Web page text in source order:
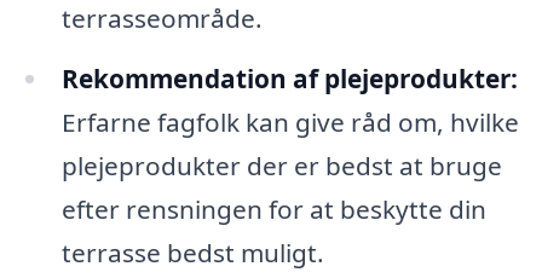
terrasseområde.
Rekommendation af plejeprodukter:
Erfarne fagfolk kan give råd om, hvilke
plejeprodukter der er bedst at bruge
efter rensningen for at beskytte din
terrasse bedst muligt.